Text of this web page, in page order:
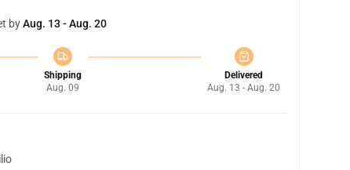
byAug. 13 - Aug. 20
Shipping
Aug. 09
Delivered
Aug. 13 - Aug. 20